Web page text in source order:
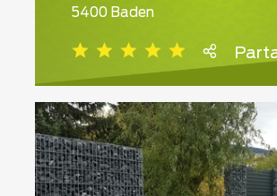
5400 Baden